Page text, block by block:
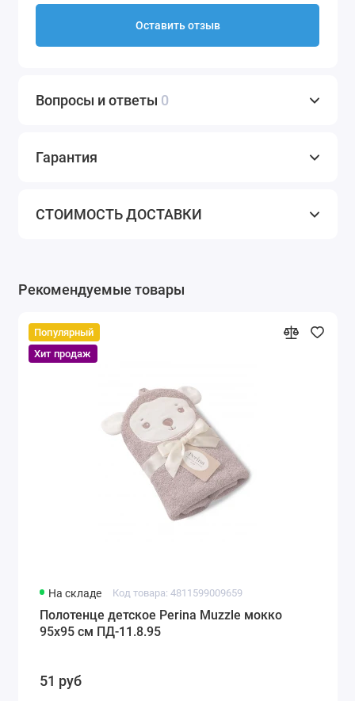
Оставить отзыв
Вопросы и ответы 0
Гарантия
СТОИМОСТЬ ДОСТАВКИ
Рекомендуемые товары
Популярный
Хит продаж
На складе Код товара: 4811599009659
Полотенце детское Perina Muzzle мокко
95х95 см ПД-11.8.95
51 руб